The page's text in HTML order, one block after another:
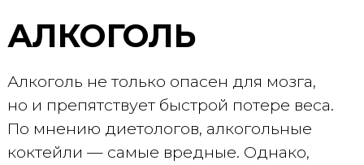
АЛКОГОЛЬ
Алкоголь не только опасен для мозга,
но и препятствует быстрой потере веса.
По мнению диетологов, алкогольные
коктейли — самые вредные. Однако,